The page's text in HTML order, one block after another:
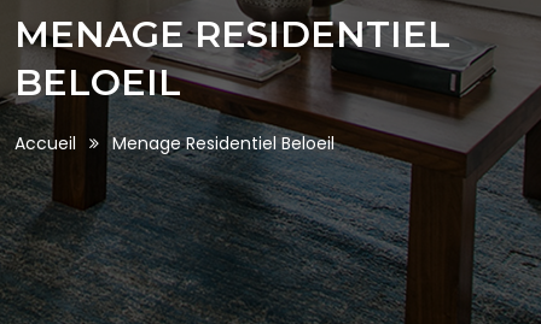
MENAGE RESIDENTIEL
BELOEIL
Accueil Menage Residentiel Beloeil